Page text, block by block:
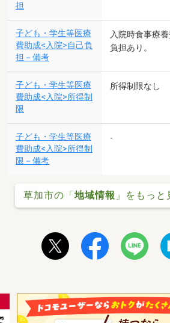
担
子ども・学生等医療
費助成<入院>自己負
担－備考
入院時食事療
負担あり。
子ども・学生等医療
費助成<入院>所得制
限
所得制限なし
子ども・学生等医療
費助成<入院>所得制
限－備考
-
草加市の「 地域情報 」をもっと